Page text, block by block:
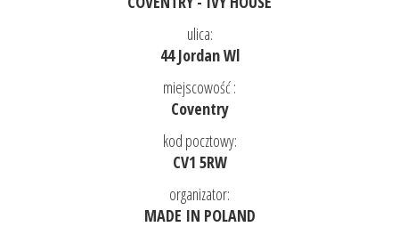
ulica:
44 Jordan Wl
miejscowość :
Coventry
kod pocztowy:
CV1 5RW
organizator:
MADE IN POLAND